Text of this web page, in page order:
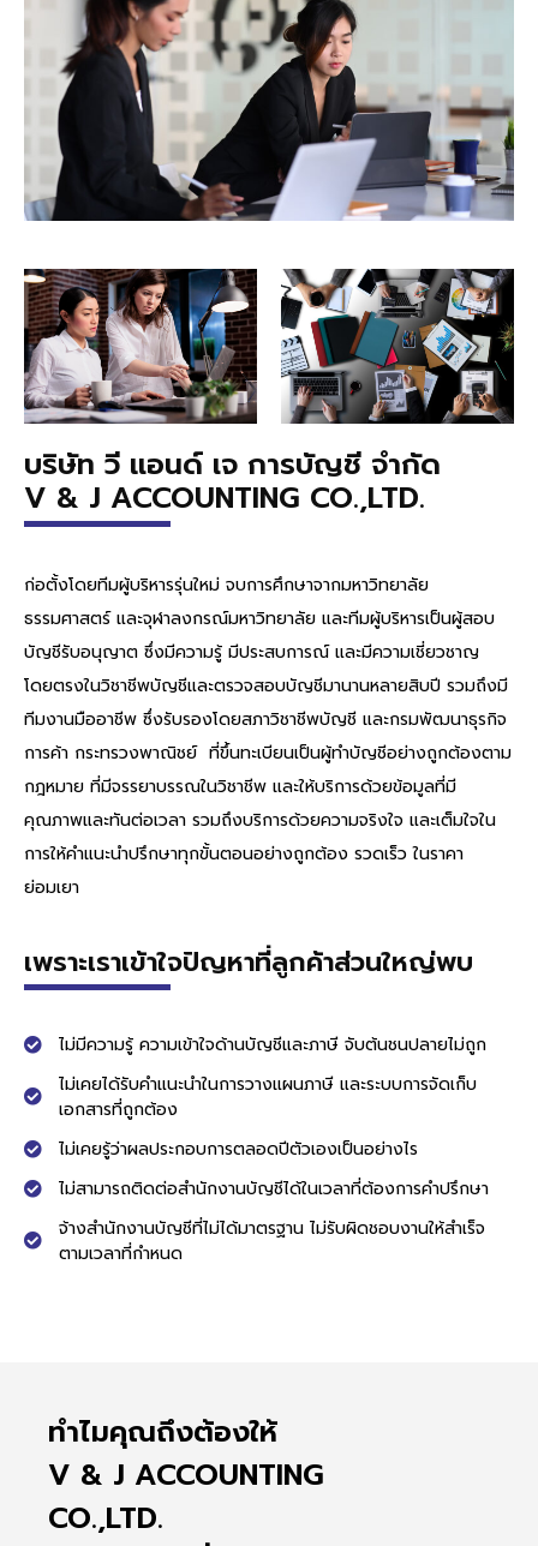
บริษัท วี แอนด์ เจ การบัญชี จำกัด
V & J ACCOUNTING CO.,LTD.
ก่อตั้งโดยทีมผู้บริหารรุ่นใหม่ จบการศึกษาจากมหาวิทยาลัย
ธรรมศาสตร์ และจุฬาลงกรณ์มหาวิทยาลัย และทีมผู้บริหารเป็นผู้สอบ
บัญชีรับอนุญาต ซึ่งมีความรู้ มีประสบการณ์ และมีความเชี่ยวชาญ
โดยตรงในวิชาชีพบัญชีและตรวจสอบบัญชีมานานหลายสิบปี รวมถึงมี
ทีมงานมืออาชีพ ซึ่งรับรองโดยสภาวิชาชีพบัญชี และกรมพัฒนาธุรกิจ
การค้า กระทรวงพาณิชย์ ที่ขึ้นทะเบียนเป็นผู้ทำบัญชีอย่างถูกต้องตาม
กฎหมาย ที่มีจรรยาบรรณในวิชาชีพ และให้บริการด้วยข้อมูลที่มี
คุณภาพและทันต่อเวลา รวมถึงบริการด้วยความจริงใจ และเต็มใจใน
การให้คำแนะนำปรึกษาทุกขั้นตอนอย่างถูกต้อง รวดเร็ว ในราคา
ย่อมเยา
เพราะเราเข้าใจปัญหาที่ลูกค้าส่วนใหญ่พบ
ไม่มีความรู้ ความเข้าใจด้านบัญชีและภาษี จับต้นชนปลายไม่ถูก
ไม่เคยได้รับคำแนะนำในการวางแผนภาษี และระบบการจัดเก็บ
เอกสารที่ถูกต้อง
ไม่เคยรู้ว่าผลประกอบการตลอดปีตัวเองเป็นอย่างไร
ไม่สามารถติดต่อสำนักงานบัญชีได้ในเวลาที่ต้องการคำปรึกษา
จ้างสำนักงานบัญชีที่ไม่ได้มาตรฐาน ไม่รับผิดชอบงานให้สำเร็จ
ตามเวลาที่กำหนด
ทำไมคุณถึงต้องให้
V & J ACCOUNTING
CO.,LTD.